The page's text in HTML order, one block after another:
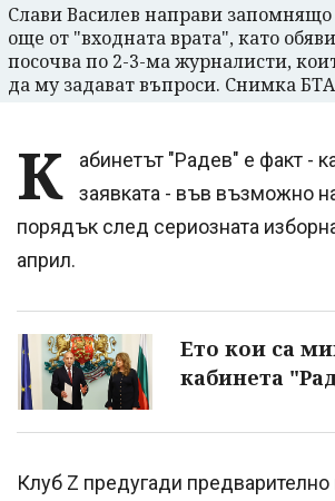
Слави Василев направи
още от "входната врата", като
посочва по 2-3-ма журналисти,
да му задават въпроси. Снимка БТА
К
абинетът "Радев" е факт -
заявката - във възможно
порядък след сериозната
април.
Ето кои са
кабинета
Клуб Z предугади